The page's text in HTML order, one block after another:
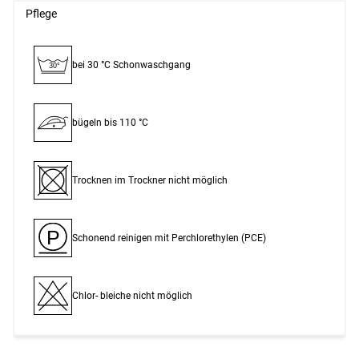
Pflege
30° bei 30 °C Schon­waschgang
bügeln bis 110 °C
Trocknen im Trockner nicht möglich
P Schonend reinigen mit Perchlor­ethylen (PCE)
Chlor- bleiche nicht möglich